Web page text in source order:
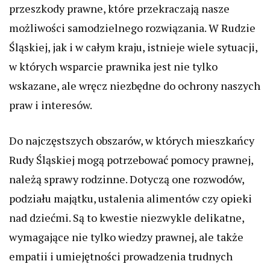
przeszkody prawne, które przekraczają nasze
możliwości samodzielnego rozwiązania. W Rudzie
Śląskiej, jak i w całym kraju, istnieje wiele sytuacji,
w których wsparcie prawnika jest nie tylko
wskazane, ale wręcz niezbędne do ochrony naszych
praw i interesów.
Do najczęstszych obszarów, w których mieszkańcy
Rudy Śląskiej mogą potrzebować pomocy prawnej,
należą sprawy rodzinne. Dotyczą one rozwodów,
podziału majątku, ustalenia alimentów czy opieki
nad dziećmi. Są to kwestie niezwykle delikatne,
wymagające nie tylko wiedzy prawnej, ale także
empatii i umiejętności prowadzenia trudnych